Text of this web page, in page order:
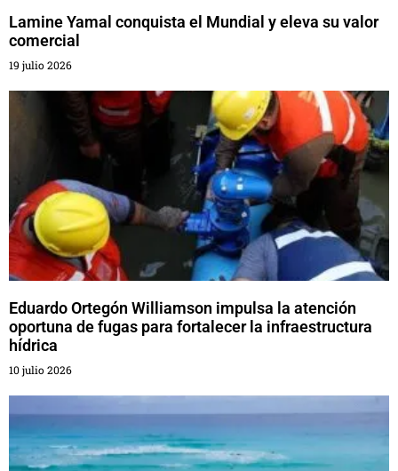
Lamine Yamal conquista el Mundial y eleva su valor
comercial
19 julio 2026
Eduardo Ortegón Williamson impulsa la atención
oportuna de fugas para fortalecer la infraestructura
hídrica
10 julio 2026